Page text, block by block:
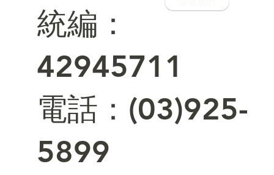
統編：
42945711
電話：(03)925-
5899